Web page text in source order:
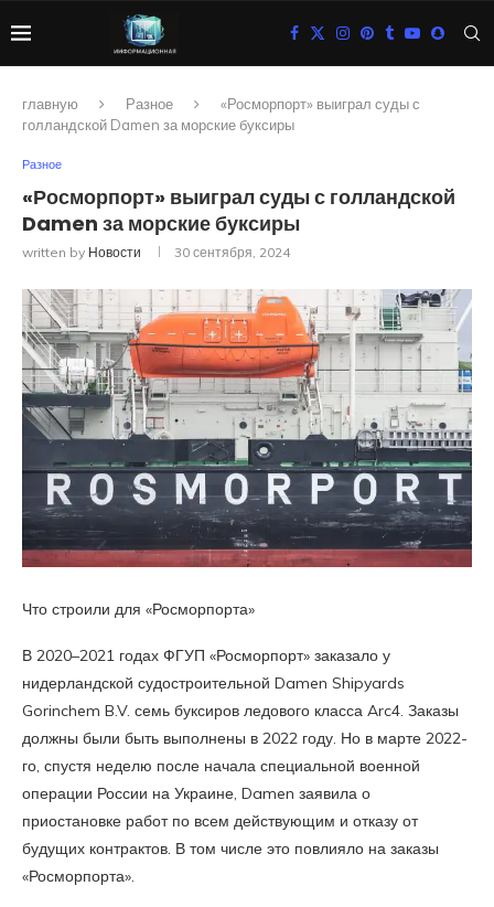
главную Разное
«Росморпорт» выиграл суды с
голландской Damen за морские буксиры
Разное
«Росморпорт» выиграл суды с голландской
Damen за морские буксиры
written by Новости 30 сентября, 2024
Что строили для «Росморпорта»
В 2020–2021 годах ФГУП «Росморпорт» заказало у
нидерландской судостроительной Damen Shipyards
Gorinchem B.V. семь буксиров ледового класса Arc4. Заказы
должны были быть выполнены в 2022 году. Но в марте 2022-
го, спустя неделю после начала специальной военной
операции России на Украине, Damen заявила о
приостановке работ по всем действующим и отказу от
будущих контрактов. В том числе это повлияло на заказы
«Росморпорта».